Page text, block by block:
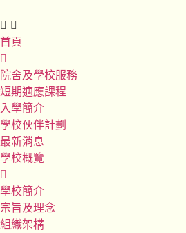
首頁
院舍及學校服務
短期適應課程
入學簡介
學校伙伴計劃
最新消息
學校概覽
學校簡介
宗旨及理念
組織架構